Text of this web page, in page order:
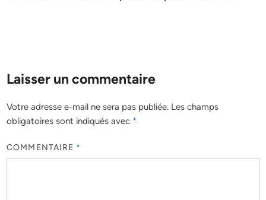
Laisser un commentaire
Votre adresse e-mail ne sera pas publiée. Les champs
obligatoires sont indiqués avec *
COMMENTAIRE *